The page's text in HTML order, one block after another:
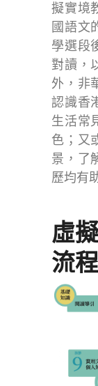
擬實境
國語文
學選段
對讀，
外，非
認識香
生活常
色；又
景，了
歷均有
虛
流